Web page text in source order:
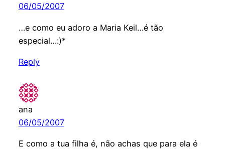
06/05/2007
…e como eu adoro a Maria Keil…é tão
especial…:)*
Reply
ana
06/05/2007
E como a tua filha é, não achas que para ela é